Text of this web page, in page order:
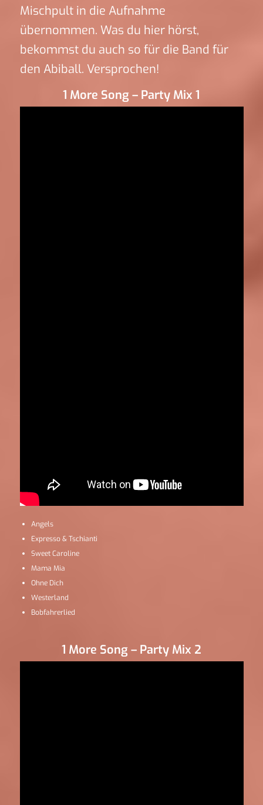
Mischpult in die Aufnahme
übernommen. Was du hier hörst,
bekommst du auch so für die Band für
den Abiball. Versprochen!
1 More Song – Party Mix 1
Angels
Expresso & Tschianti
Sweet Caroline
Mama Mia
Ohne Dich
Westerland
Bobfahrerlied
1 More Song – Party Mix 2